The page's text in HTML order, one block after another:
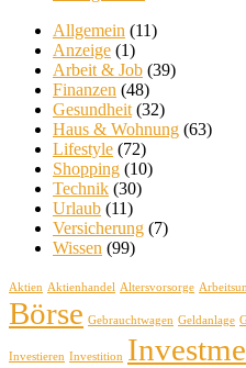
Allgemein (11)
Anzeige (1)
Arbeit & Job (39)
Finanzen (48)
Gesundheit (32)
Haus & Wohnung (63)
Lifestyle (72)
Shopping (10)
Technik (30)
Urlaub (11)
Versicherung (7)
Wissen (99)
Aktien Aktienhandel Altersvorsorge
Börse Gebrauchtwagen Geldanlage
Investieren Investition